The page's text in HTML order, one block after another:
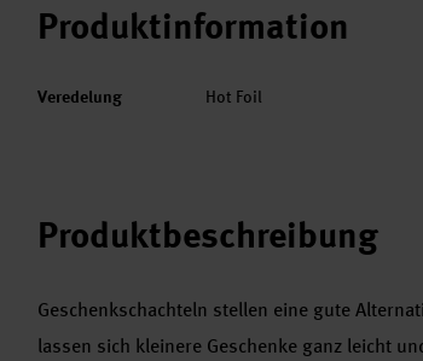
Produktinformation
Veredelung Hot Foil
Produktbeschreibung
Geschenkschachteln stellen eine gute
lassen sich kleinere Geschenke ganz leicht